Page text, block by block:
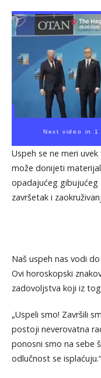
Next video in 1
Uspeh se ne meri
može donijeti
opadajućeg gibujućeg
završetak i
Naš uspeh nas vodi
Ovi horoskopski
zadovoljstva koji iz
„Uspeli smo! Završili
postoji neverovatna
ponosni smo na sebe
odlučnost se isplaćuju.“